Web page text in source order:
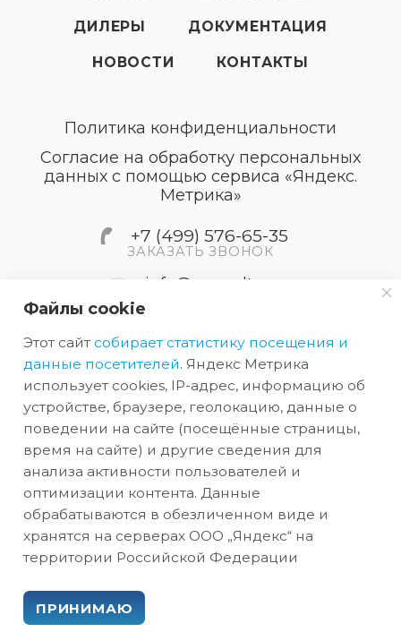
ДИЛЕРЫ ДОКУМЕНТАЦИЯ
НОВОСТИ КОНТАКТЫ
Политика конфиденциальности
Согласие на обработку персональных
данных с помощью сервиса «Яндекс.
Метрика»
+7 (499) 576-65-35
ЗАКАЗАТЬ ЗВОНОК
info@accordtec.ru
шоссе, дом 41А, строение 1,
пом.22
2026 © Обращаем Ваше внимание на то, что вся
информация, размещенная на сайте, носит
информационный характер и не является
публичной офертой, определяемой
положениями Статьи 437 (2) ГК РФ.
Файлы cookie
Этот сайт собирает статистику посещения и
данные посетителей. Яндекс Метрика
использует cookies, IP-адрес, информацию об
устройстве, браузере, геолокацию, данные о
поведении на сайте (посещённые страницы,
время на сайте) и другие сведения для
анализа активности пользователей и
оптимизации контента. Данные
обрабатываются в обезличенном виде и
хранятся на серверах ООО „Яндекс“ на
территории Российской Федерации
ПРИНИМАЮ